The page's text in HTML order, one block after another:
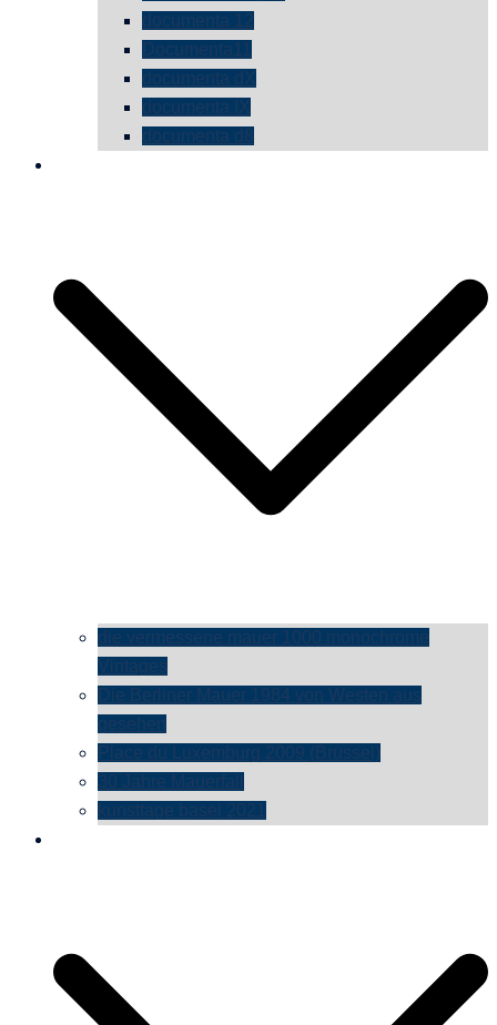
documenta 12
Documenta11
documenta dX
documenta IX
documenta d8
die vermessene mauer 1000 monochrome
Vintages
Die Berliner Mauer 1984 von Westen aus
gesehen
Place du Luxemburg 2009 (Brüssel)
30 Jahre Mauerfall
kunsttage basel 2021